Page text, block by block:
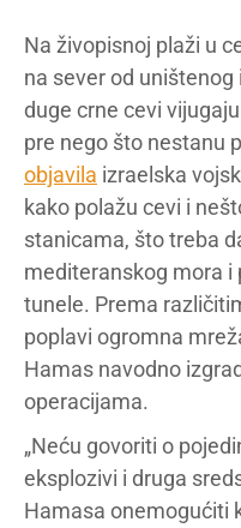
Na živopisnoj plaži u
na sever od
duge crne cevi
pre nego što nestanu
objavila izraelska
kako polažu cevi i
stanicama, što treba
mediteranskog mora i
tunele. Prema
poplavi ogromna
Hamas navodno
operacijama.
„Neću govoriti o
eksplozivi i druga
Hamasa onemogućiti